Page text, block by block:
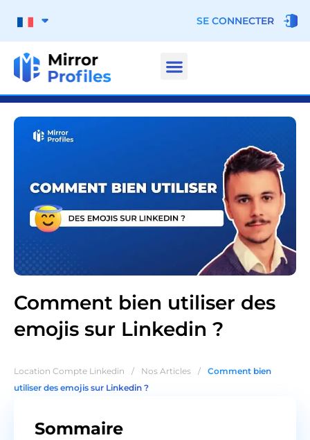
SE CONNECTER
Comment bien utiliser des
emojis sur Linkedin ?
Location Compte Linkedin / Nos Articles /
Comment bien
utiliser des emojis sur Linkedin ?
Sommaire